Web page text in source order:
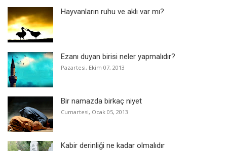
Hayvanların ruhu ve aklı var mı?
Ezanı duyan birisi neler yapmalıdır?
Pazartesi, Ekim 07, 2013
Bir namazda birkaç niyet
Cumartesi, Ocak 05, 2013
Kabir derinliği ne kadar olmalıdır